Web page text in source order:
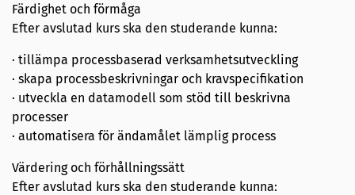
Färdighet och förmåga
Efter avslutad kurs ska den studerande kunna:
· tillämpa processbaserad verksamhetsutveckling
· skapa processbeskrivningar och kravspecifikation
· utveckla en datamodell som stöd till beskrivna
processer
· automatisera för ändamålet lämplig process
Värdering och förhållningssätt
Efter avslutad kurs ska den studerande kunna: